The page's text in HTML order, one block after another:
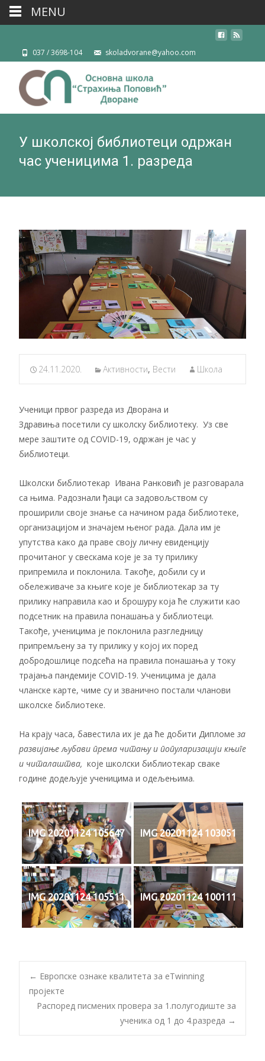
037 / 3698-104 skoladvorane@yahoo.com
У школској библиотеци одржан
час ученицима 1. разреда
24.11.2020. Активности, Вести Школа
Ученици првог разреда из Дворана и
Здравиња посетили су школску библиотеку. Уз све
мере заштите од COVID-19, одржан је час у
библиотеци.
Школски библиотекар Ивана Ранковић је разговарала
са њима. Радознали ђаци са задовољством су
проширили своје знање са начином рада библиотеке,
организацијом и значајем њеног рада. Дала им је
упутства како да праве своју личну евиденцију
прочитаног у свескама које је за ту прилику
припремила и поклонила. Такође, добили су и
обележиваче за књиге које је библиотекар за ту
прилику направила као и брошуру која ће служити као
подсетник на правила понашања у библиотеци.
Такође, ученицима је поклонила разгледницу
припремљену за ту прилику у којој их поред
добродошлице подсећа на правила понашања у току
трајања пандемије COVID-19. Ученицима је дала
чланске карте, чиме су и званично постали чланови
школске библиотеке.
На крају часа, бавестила их је да ће добити Дипломе за
развијање љубави према читању и популаризацији књиге
и читалаштва, које школски библиотекар сваке
године додељује ученицима и одељењима.
IMG 20201124 105647 IMG 20201124 103051
IMG 20201124 105511 IMG 20201124 100111
Post
navigation
← Европске ознаке квалитета за eTwinning
пројекте
Распоред писмених провера за 1.полугодиште за
ученика од 1 до 4.разреда →
MENU